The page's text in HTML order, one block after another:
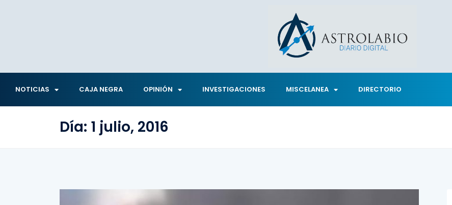
NOTICIAS CAJA NEGRA OPINIÓN INVESTIGACIONES MISCELANEA DIRECTORIO
Día: 1 julio, 2016